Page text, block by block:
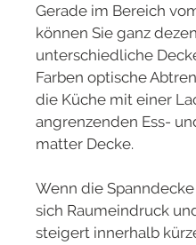
Gerade im Bereich
können Sie ganz
unterschiedliche
Farben optische
die Küche mit einer
angrenzenden Ess-
matter Decke.
Wenn die
sich Raumeindruck
steigert innerhalb